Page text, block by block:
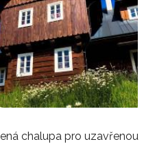
chalupa pro uzavřenou